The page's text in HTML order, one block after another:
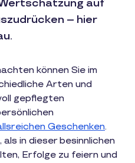
auf
– hier
können Sie im
Arten und
gepflegten
Geschenken.
in dieser besinnlichen
Erfolge zu feiern und